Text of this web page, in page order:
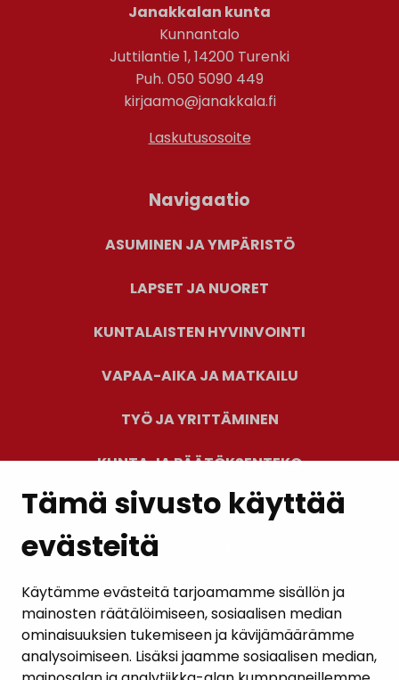
Tämä sivusto käyttää
evästeitä
Käytämme evästeitä tarjoamamme sisällön ja
mainosten räätälöimiseen, sosiaalisen median
ominaisuuksien tukemiseen ja kävijämäärämme
analysoimiseen. Lisäksi jaamme sosiaalisen median,
Janakkalan kunta
Kunnantalo
Juttilantie 1, 14200 Turenki
Puh. 050 5090 449
kirjaamo@janakkala.fi
Laskutusosoite
Navigaatio
ASUMINEN JA YMPÄRISTÖ
LAPSET JA NUORET
KUNTALAISTEN HYVINVOINTI
VAPAA-AIKA JA MATKAILU
TYÖ JA YRITTÄMINEN
KUNTA JA PÄÄTÖKSENTEKO
AJANKOHTAISET
YHTEYSTIEDOT